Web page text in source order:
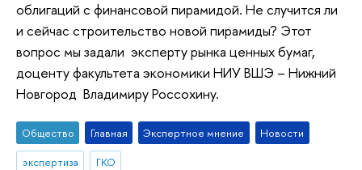
облигаций с финансовой пирамидой. Не случится ли
и сейчас строительство новой пирамиды? Этот
вопрос мы задали эксперту рынка ценных бумаг,
доценту факультета экономики НИУ ВШЭ – Нижний
Новгород Владимиру Россохину.
Общество Главная Экспертное мнение
Новости
экспертиза
ГКО